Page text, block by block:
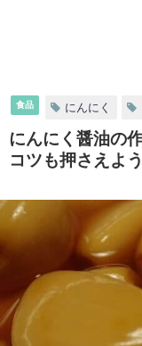
食品 にんにく
にんにく醤油の
コツも押さえよう